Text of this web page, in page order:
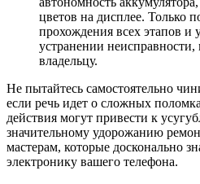
цветов на дисплее. Только
прохождения всех этапов
устранении
владельцу.
Не пытайтесь самостоятельно
если речь идет о сложных
действия могут привести к
значительному удорожанию
мастерам, которые досконально
электронику вашего телефона.